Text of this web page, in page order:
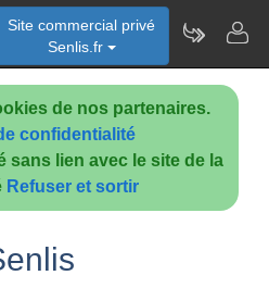
de nos partenaires.
confidentialité
sans lien avec le site de la
Refuser et sortir
Site commercial privé
Senlis.fr